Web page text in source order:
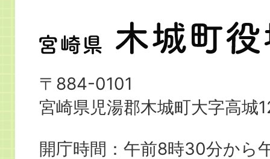
宮
崎
県
木
町
〒884-0101
宮崎県児湯郡木城町大字高城
開庁時間：午前8時30分から